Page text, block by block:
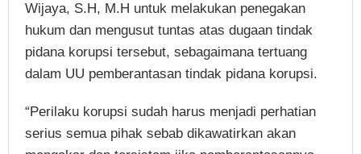
Wijaya, S.H, M.H untuk melakukan penegakan
hukum dan mengusut tuntas atas dugaan tindak
pidana korupsi tersebut, sebagaimana tertuang
dalam UU pemberantasan tindak pidana korupsi.
“Perilaku korupsi sudah harus menjadi perhatian
serius semua pihak sebab dikawatirkan akan